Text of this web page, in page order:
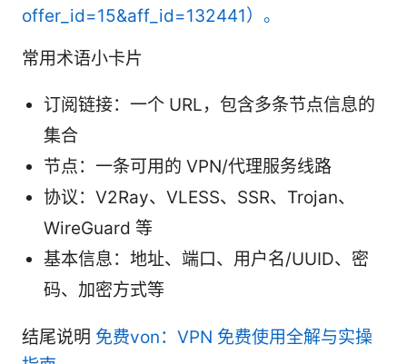
offer_id=15&aff_id=132441）。
常用术语小卡片
订阅链接：一个 URL，包含多条节点信息的
集合
节点：一条可用的 VPN/代理服务线路
协议：V2Ray、VLESS、SSR、Trojan、
WireGuard 等
基本信息：地址、端口、用户名/UUID、密
码、加密方式等
结尾说明 免费von：VPN 免费使用全解与实操